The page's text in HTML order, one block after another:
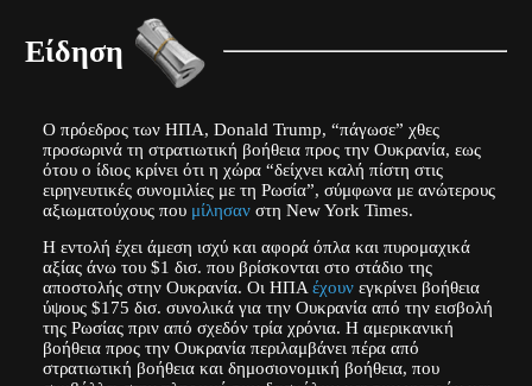
Είδηση
Ο πρόεδρος των ΗΠΑ, Donald Trump, “πάγωσε” χθες
προσωρινά τη στρατιωτική βοήθεια προς την Ουκρανία, εως
ότου ο ίδιος κρίνει ότι η χώρα “δείχνει καλή πίστη στις
ειρηνευτικές συνομιλίες με τη Ρωσία”, σύμφωνα με ανώτερους
αξιωματούχους που μίλησανστη New York Times.
Η εντολή έχει άμεση ισχύ και αφορά όπλα και πυρομαχικά
αξίας άνω του $1 δισ. που βρίσκονται στο στάδιο της
αποστολής στην Ουκρανία. Οι ΗΠΑ έχουνεγκρίνει βοήθεια
ύψους $175 δισ. συνολικά για την Ουκρανία από την εισβολή
της Ρωσίας πριν από σχεδόν τρία χρόνια. Η αμερικανική
βοήθεια προς την Ουκρανία περιλαμβάνει πέρα από
στρατιωτική βοήθεια και δημοσιονομική βοήθεια, που